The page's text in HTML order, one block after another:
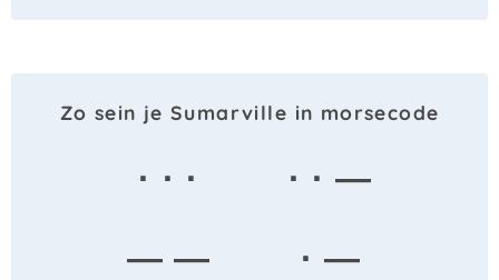
Zo sein je Sumarville in morsecode
· · ·
· · —
— —
· —